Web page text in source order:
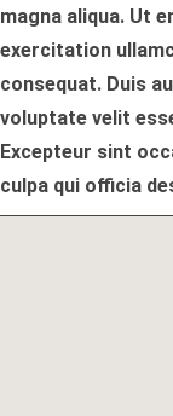
magna aliqua. Ut
exercitation
consequat. Duis
voluptate velit
Excepteur sint
culpa qui officia